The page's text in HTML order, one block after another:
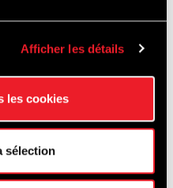
Afficher les détails
les cookies
sélection